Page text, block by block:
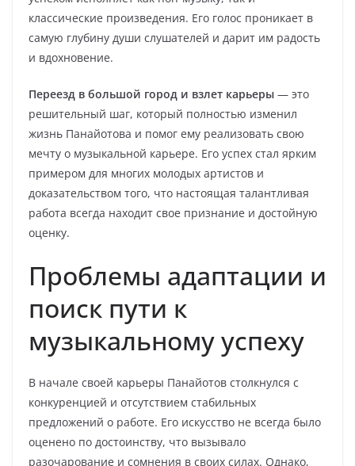
классические произведения. Его голос проникает в
самую глубину души слушателей и дарит им радость
и вдохновение.
Переезд в большой город и взлет карьеры — это
решительный шаг, который полностью изменил
жизнь Панайотова и помог ему реализовать свою
мечту о музыкальной карьере. Его успех стал ярким
примером для многих молодых артистов и
доказательством того, что настоящая талантливая
работа всегда находит свое признание и достойную
оценку.
Проблемы адаптации и
поиск пути к
музыкальному успеху
В начале своей карьеры Панайотов столкнулся с
конкуренцией и отсутствием стабильных
предложений о работе. Его искусство не всегда было
оценено по достоинству, что вызывало
разочарование и сомнения в своих силах. Однако,